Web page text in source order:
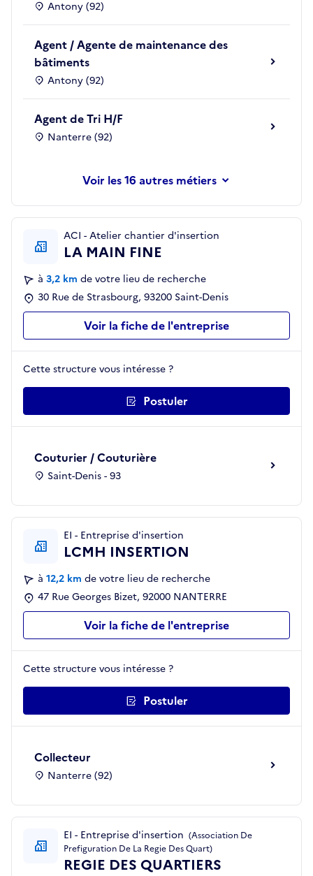
Antony (92)
Agent / Agente de maintenance des
bâtiments
Antony (92)
Agent de Tri H/F
Nanterre (92)
les 16 autres métiers
ACI - Atelier chantier d'insertion
LA MAIN FINE
à 3,2 km de votre lieu de recherche
30 Rue de Strasbourg, 93200 Saint-Denis
Voir la fiche de l'entreprise
Cette structure vous intéresse ?
Postuler
Couturier / Couturière
Saint-Denis - 93
EI - Entreprise d'insertion
LCMH INSERTION
à 12,2 km de votre lieu de recherche
47 Rue Georges Bizet, 92000 NANTERRE
Voir la fiche de l'entreprise
Cette structure vous intéresse ?
Postuler
Collecteur
Nanterre (92)
EI - Entreprise d'insertion (Association De
Prefiguration De La Regie Des Quart)
REGIE DES QUARTIERS